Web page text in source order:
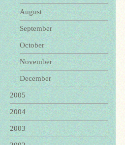
August
September
October
November
December
2005
2004
2003